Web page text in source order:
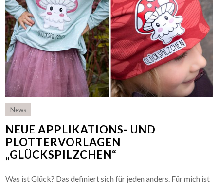
News
NEUE APPLIKATIONS- UND
PLOTTERVORLAGEN
„GLÜCKSPILZCHEN“
Was ist Glück? Das definiert sich für jeden anders. Für mich ist